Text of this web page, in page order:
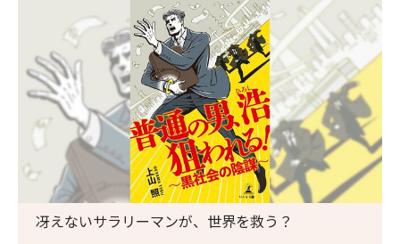
冴えないサラリーマンが、世界を救う？